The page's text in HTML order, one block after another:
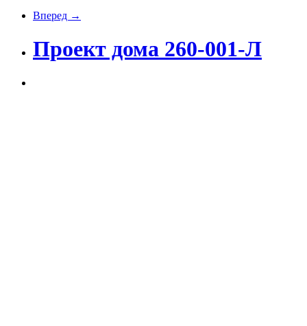
Вперед →
Проект дома 260-001-Л